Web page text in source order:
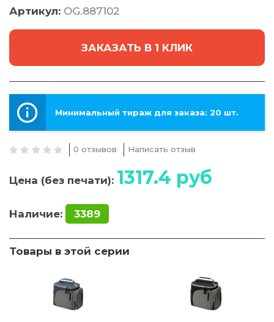
Артикул: OG.887102
ЗАКАЗАТЬ В 1 КЛИК
Минимальный тираж для заказа: 20 шт.
0 отзывов Написать отзыв
Цена (без печати): 1317.4 руб
Наличие: 3389
Товары в этой серии